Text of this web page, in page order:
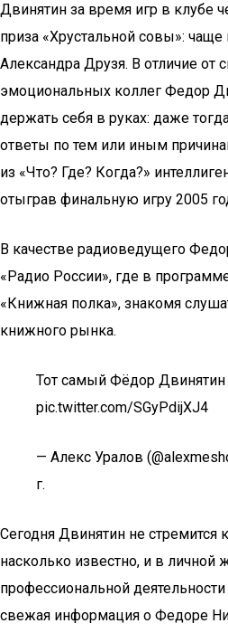
Двинятин за время игр в клубе
приза «Хрустальной совы»:
Александра Друзя. В отличие от
эмоциональных коллег Федор
держать себя в руках: даже
ответы по тем или иным
из «Что? Где? Когда?»
отыграв финальную игру 2005
В качестве радиоведущего
«Радио России», где в
«Книжная полка», знакомя
книжного рынка.
Тот самый Фёдор Двинятин
pic.twitter.com/SGyPdijXJ4
— Алекс Уралов
г.
Сегодня Двинятин не стремится
насколько известно, и в личной
профессиональной
свежая информация о Федоре